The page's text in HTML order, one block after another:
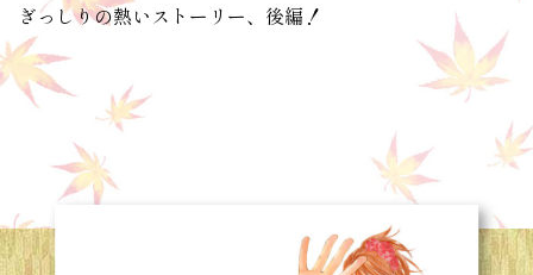
ぎっしりの熱いストーリー、後編！